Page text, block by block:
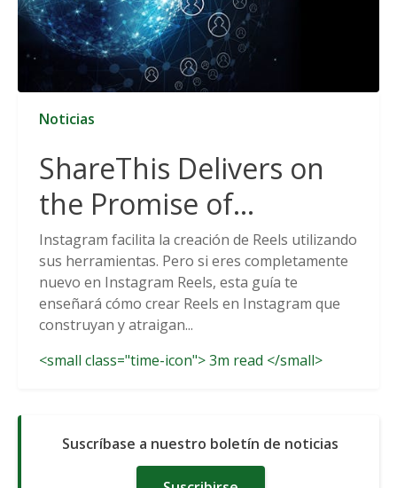
Noticias
ShareThis Delivers on
the Promise of
Cookieless Data
Solutions
Instagram facilita la creación de Reels utilizando
sus herramientas. Pero si eres completamente
nuevo en Instagram Reels, esta guía te
enseñará cómo crear Reels en Instagram que
construyan y atraigan...
<small class="time-icon"> 3m read </small>
Suscríbase a nuestro boletín de noticias